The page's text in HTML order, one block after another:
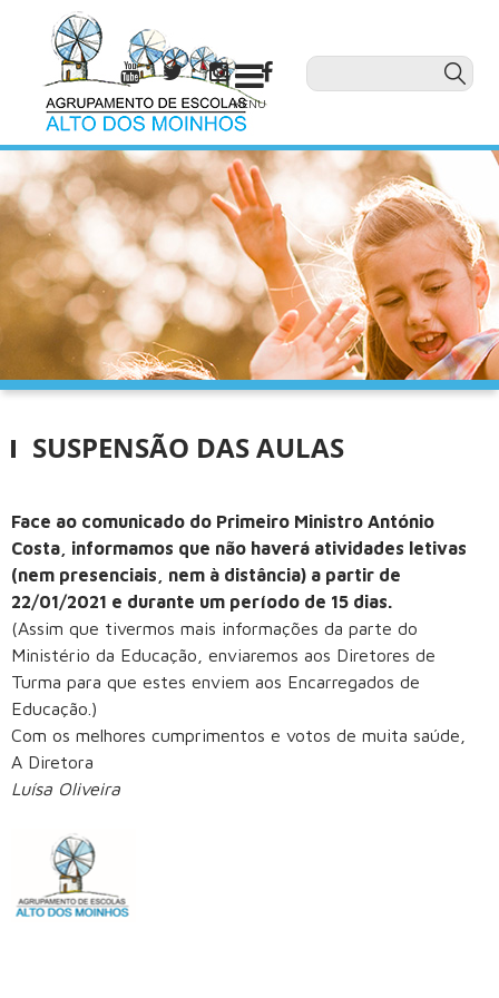
MENU
SUSPENSÃO DAS AULAS
Face ao comunicado do Primeiro Ministro António
Costa, informamos que não haverá atividades letivas
(nem presenciais, nem à distância) a partir de
22/01/2021 e durante um período de 15 dias.
(Assim que tivermos mais informações da parte do
Ministério da Educação, enviaremos aos Diretores de
Turma para que estes enviem aos Encarregados de
Educação.)
Com os melhores cumprimentos e votos de muita saúde,
A Diretora
Luísa Oliveira